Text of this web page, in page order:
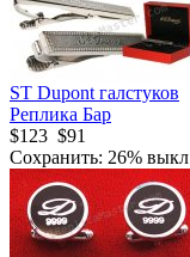
ST Dupont галстуков
Реплика Бар
$123 $91
Сохранить: 26% выкл